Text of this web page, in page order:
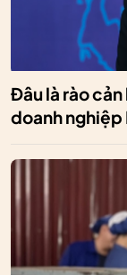
Đâu là rào
doanh nghiệp